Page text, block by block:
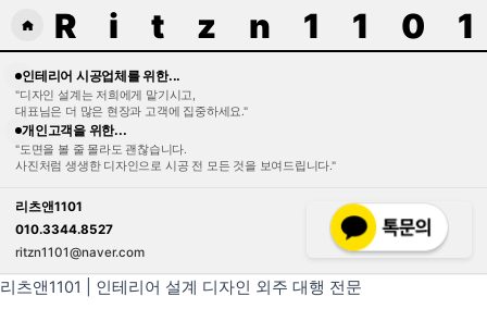
리츠앤1101 | 인테리어 설계 디자인 외주 대행 전문
홈
로
이
동
R i t z n 1 1 0 1
인테리어 시공업체를 위한...
"디자인 설계는 저희에게 맡기시고,
대표님은 더 많은 현장과 고객에 집중하세요."
개인고객을 위한...
"도면을 볼 줄 몰라도 괜찮습니다.
사진처럼 생생한 디자인으로 시공 전 모든 것을 보여드립니다."
리츠앤1101
010.3344.8527
ritzn1101@naver.com